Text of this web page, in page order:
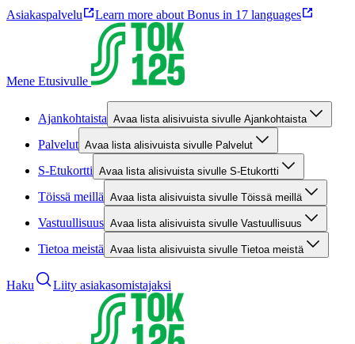
Asiakaspalvelu Learn more about Bonus in 17 languages
Mene Etusivulle
Ajankohtaista Avaa lista alisivuista sivulle Ajankohtaista
Palvelut Avaa lista alisivuista sivulle Palvelut
S-Etukortti Avaa lista alisivuista sivulle S-Etukortti
Töissä meillä Avaa lista alisivuista sivulle Töissä meillä
Vastuullisuus Avaa lista alisivuista sivulle Vastuullisuus
Tietoa meistä Avaa lista alisivuista sivulle Tietoa meistä
Haku Liity asiakasomistajaksi